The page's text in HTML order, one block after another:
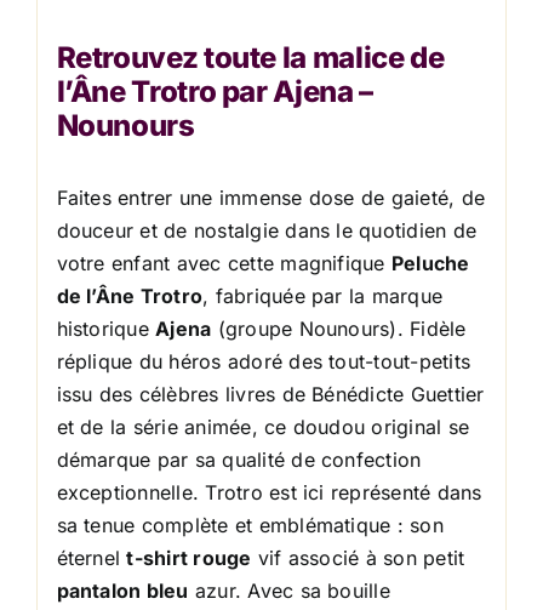
Retrouvez toute la malice de
l’Âne Trotro par Ajena –
Nounours
Faites entrer une immense dose de gaieté, de
douceur et de nostalgie dans le quotidien de
votre enfant avec cette magnifique Peluche
de l’Âne Trotro, fabriquée par la marque
historiqueAjena (groupe Nounours). Fidèle
réplique du héros adoré des tout-tout-petits
issu des célèbres livres de Bénédicte Guettier
et de la série animée, ce doudou original se
démarque par sa qualité de confection
exceptionnelle. Trotro est ici représenté dans
sa tenue complète et emblématique : son
éternelt-shirt rouge vif associé à son petit
pantalon bleu azur. Avec sa bouille